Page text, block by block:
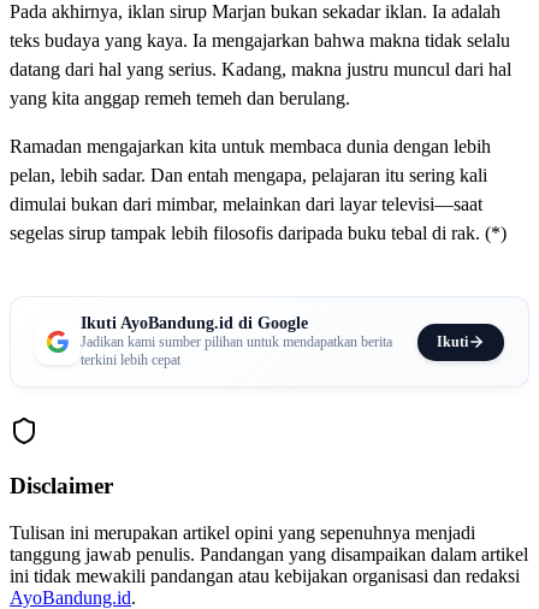
Pada akhirnya, iklan sirup Marjan bukan sekadar iklan. Ia adalah
teks budaya yang kaya. Ia mengajarkan bahwa makna tidak selalu
datang dari hal yang serius. Kadang, makna justru muncul dari hal
yang kita anggap remeh temeh dan berulang.
Ramadan mengajarkan kita untuk membaca dunia dengan lebih
pelan, lebih sadar. Dan entah mengapa, pelajaran itu sering kali
dimulai bukan dari mimbar, melainkan dari layar televisi—saat
segelas sirup tampak lebih filosofis daripada buku tebal di rak. (*)
Ikuti AyoBandung.id di Google
Jadikan kami sumber pilihan untuk mendapatkan berita
terkini lebih cepat
Ikuti
Disclaimer
Tulisan ini merupakan artikel opini yang sepenuhnya menjadi
tanggung jawab penulis. Pandangan yang disampaikan dalam artikel
ini tidak mewakili pandangan atau kebijakan organisasi dan redaksi
AyoBandung.id.